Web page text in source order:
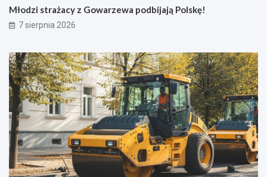
Młodzi strażacy z Gowarzewa podbijają Polskę!
7 sierpnia 2026